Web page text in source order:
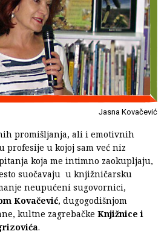
Jasna Kovačević
promišljanja, ali i emotivnih
profesije u kojoj sam već niz
koja me intimno zaokupljaju,
suočavaju u knjižničarsku
neupućeni sugovornici,
Kovačević, dugogodišnjom
kultne zagrebačke Knjižnice i
.